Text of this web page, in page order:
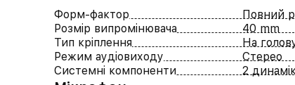
Форм-фактор
Повний
Розмір випромінювача
40 mm
Тип кріплення
На
Режим аудіовиходу
Стерео
Системні компоненти
2